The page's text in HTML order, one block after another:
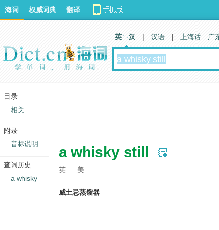
a whisky still
英 美
威士忌蒸馏器
海词 权威词典 翻译
英 汉 | 汉语 | 上海话 广
目录
相关
附录
音标说明
查词历史
a whisky